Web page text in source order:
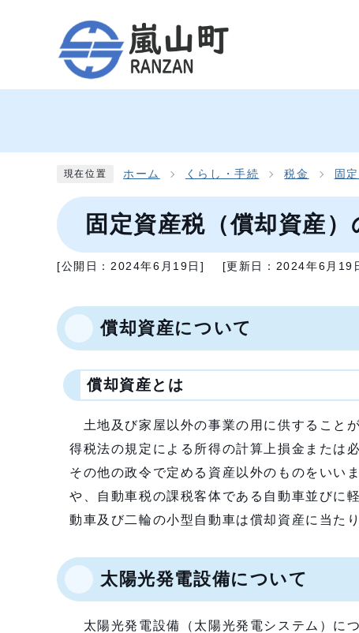
現在位置 ホーム くらし・手続 税金 固
固定資産税（償却資産
[公開日： 2024年6月19日 ] [更新日： 2024年6月19
償却資産について
償却資産とは
土地及び家屋以外の事業の用に供すること
得税法の規定による所得の計算上損金または
その他の政令で定める資産以外のものをいい
や、自動車税の課税客体である自動車並びに
動車及び二輪の小型自動車は償却資産に当たり
太陽光発電設備について
太陽光発電設備（太陽光発電システム）に